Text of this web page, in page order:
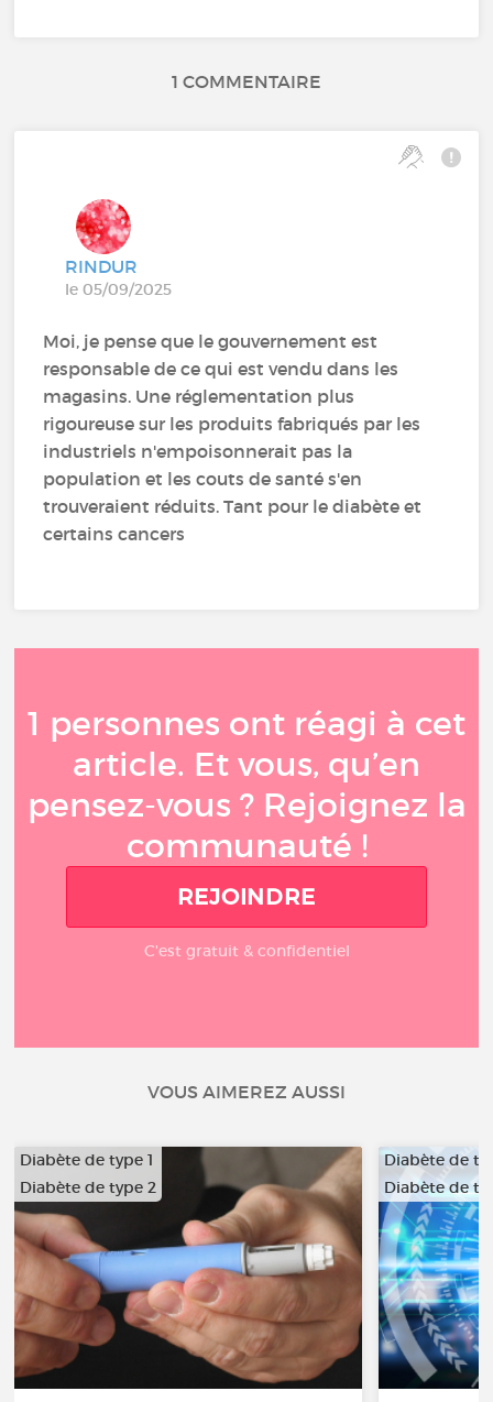
1 COMMENTAIRE
RINDUR
le 05/09/2025
Moi, je pense que le gouvernement est
responsable de ce qui est vendu dans les
magasins. Une réglementation plus
rigoureuse sur les produits fabriqués par les
industriels n'empoisonnerait pas la
population et les couts de santé s'en
trouveraient réduits. Tant pour le diabète et
certains cancers
1 personnes ont réagi à cet
article. Et vous, qu’en
pensez-vous ? Rejoignez la
communauté !
REJOINDRE
C'est gratuit & confidentiel
VOUS AIMEREZ AUSSI
Diabète de type 1
Diabète de type 2
Diabète de
Diabète de